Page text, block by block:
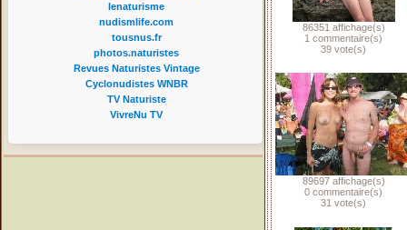
lenaturisme
nudismlife.com
tousnus.fr
photos.naturistes
Revues Naturistes Vintage
Cyclonudistes WNBR
TV Naturiste
VivreNu TV
86351 affichage(s)
1 commentaire(s)
39 vote(s)
89697 affichage(s)
0 commentaire(s)
31 vote(s)